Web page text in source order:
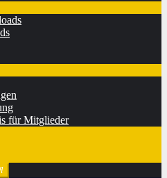
für Mitglieder